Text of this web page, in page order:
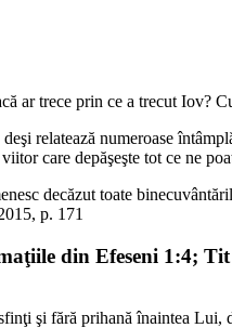
ar trece prin ce a trecut Iov?
relatează numeroase
care depăşeşte tot ce ne
decăzut toate
p. 171
din Efeseni 1:4;
şi fără prihană înaintea Lui,